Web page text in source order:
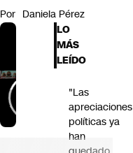
Por Daniela Pérez
LO
MÁS
LEÍDO
"Las
apreciaciones
políticas ya
han